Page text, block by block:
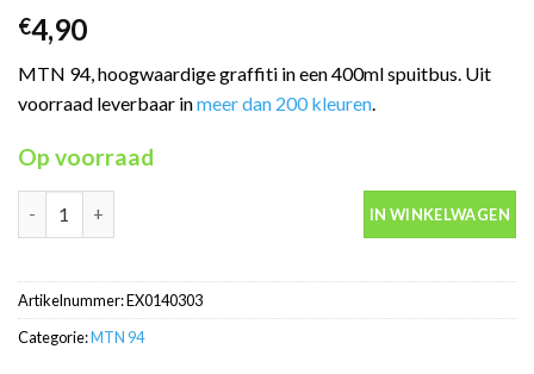
€4,90
MTN 94, hoogwaardige graffiti in een 400ml spuitbus. Uit
voorraad leverbaar inmeer dan 200 kleuren.
Op voorraad
IN WINKELWAGEN
Artikelnummer:EX0140303
Categorie:MTN 94